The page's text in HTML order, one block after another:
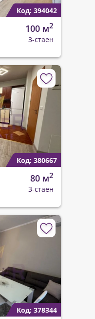
Код: 394042
100 м2
3-стаен
Код: 380667
80 м2
3-стаен
Код: 378344